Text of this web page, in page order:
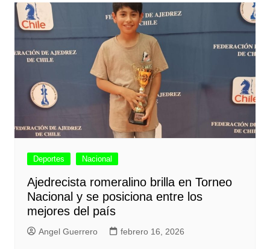
Deportes Nacional
Ajedrecista romeralino brilla en Torneo
Nacional y se posiciona entre los
mejores del país
Angel Guerrero febrero 16, 2026